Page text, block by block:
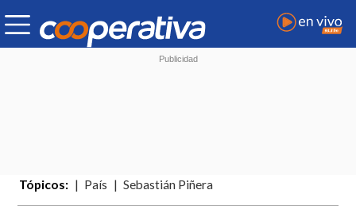
Tópicos: País Sebastián Piñera